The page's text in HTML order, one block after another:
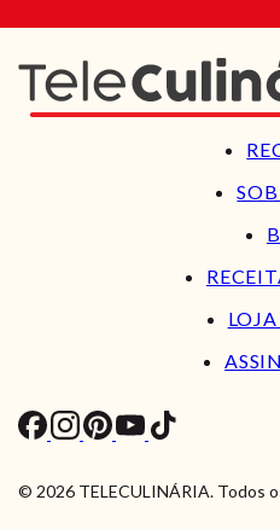
© 2026 TELECULINÁRIA. Todos